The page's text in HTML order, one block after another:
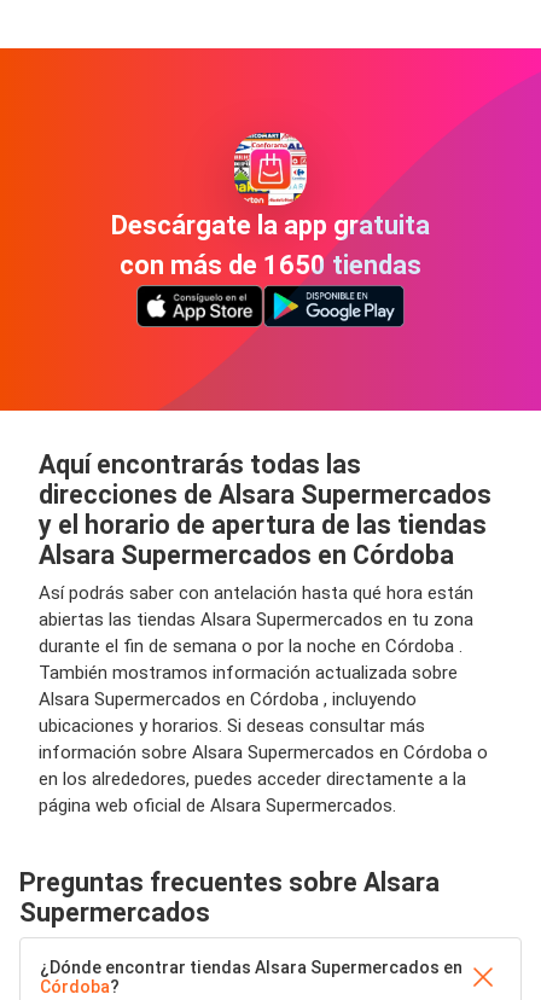
Descárgate la app gratuita
con más de 1650 tiendas
Aquí encontrarás todas las
direcciones de Alsara Supermercados
y el horario de apertura de las tiendas
Alsara Supermercados en Córdoba
Así podrás saber con antelación hasta qué hora están
abiertas las tiendas Alsara Supermercados en tu zona
durante el fin de semana o por la noche en Córdoba .
También mostramos información actualizada sobre
Alsara Supermercados en Córdoba , incluyendo
ubicaciones y horarios. Si deseas consultar más
información sobre Alsara Supermercados en Córdoba o
en los alrededores, puedes acceder directamente a la
página web oficial de Alsara Supermercados.
Preguntas frecuentes sobre Alsara
Supermercados
¿Dónde encontrar tiendas Alsara Supermercados en
Córdoba?